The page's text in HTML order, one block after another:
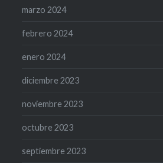
marzo 2024
febrero 2024
enero 2024
diciembre 2023
noviembre 2023
octubre 2023
septiembre 2023